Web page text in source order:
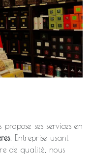
ses services en
. Entreprise usant
de qualité, nous